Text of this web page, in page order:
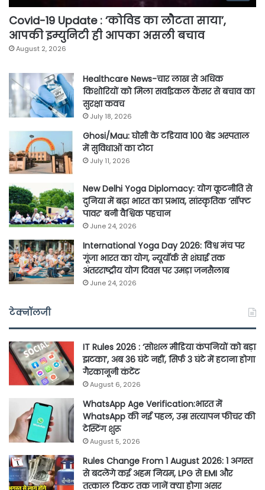
Covid-19 Update : ‘कोविड का लौटता साया’,
आपकी इम्युनिटी ही आपका असली बचाव
August 2, 2026
Healthcare News-चार लाख से अधिक
किशोरियों को मिला सर्वाइकल कैंसर से बचाव का
सुरक्षा कवच
July 18, 2026
Ghosi/Mau: घोसी के टडियाव 100 बेड अस्पताल
में सुविधाओं का टोटा
July 11, 2026
New Delhi Yoga Diplomacy: योग कूटनीति से
दुनिया में बढ़ा भारत का प्रभाव, सांस्कृतिक ‘सॉफ्ट
पावर’ बनी वैश्विक पहचान
June 24, 2026
International Yoga Day 2026: विश्व मंच पर
गूंजा भारत का योग, न्यूयॉर्क से शंघाई तक
अंतरराष्ट्रीय योग दिवस पर उमड़ा जनसैलाब
June 24, 2026
टेक्नॉलजी
IT Rules 2026 : ‘सोशल मीडिया कंपनियों को बड़ा
झटका’, अब 36 घंटे नहीं, सिर्फ 3 घंटे में हटाना होगा
गैरकानूनी कंटेंट
August 6, 2026
WhatsApp Age Verification:भारत में
WhatsApp की नई पहल, उम्र सत्यापन फीचर की
टेस्टिंग शुरू
August 5, 2026
Rules Change From 1 August 2026: 1 अगस्त
से बदलेंगे कई अहम नियम, LPG से EMI और
तत्काल टिकट तक जानें क्या होगा असर